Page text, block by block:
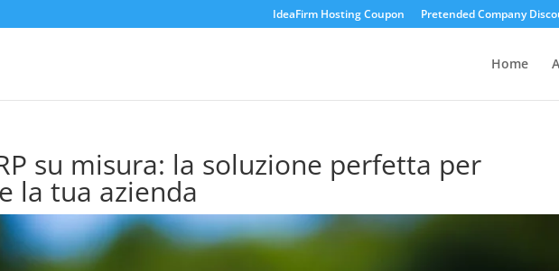
IdeaFirm Hosting Coupon Pretended Company
Home
su misura: la soluzione perfetta per
la tua azienda